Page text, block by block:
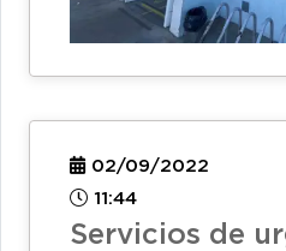
02/09/2022
11:44
Servicios de